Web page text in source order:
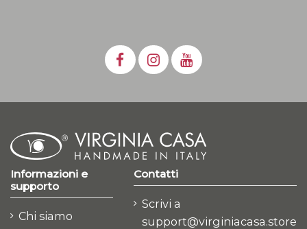
Informazioni e
supporto
Chi siamo
Contatti
Scrivi a
support@virginiacasa.store